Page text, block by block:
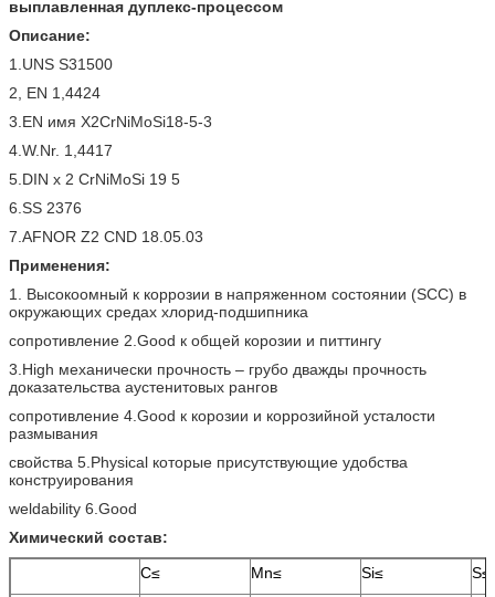
выплавленная дуплекс-процессом
Описание:
1.UNS S31500
2, EN 1,4424
3.EN имя X2CrNiMoSi18-5-3
4.W.Nr. 1,4417
5.DIN x 2 CrNiMoSi 19 5
6.SS 2376
7.AFNOR Z2 CND 18.05.03
Применения:
1. Высокоомный к коррозии в напряженном состоянии (SCC) в
окружающих средах хлорид-подшипника
сопротивление 2.Good к общей корозии и питтингу
3.High механически прочность – грубо дважды прочность
доказательства аустенитовых рангов
сопротивление 4.Good к корозии и коррозийной усталости
размывания
свойства 5.Physical которые присутствующие удобства
конструирования
weldability 6.Good
Химический состав:
C≤
Mn≤ Si≤
S≤